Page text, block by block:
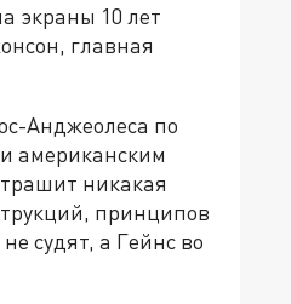
экраны 10 лет
главная
Анджеолеса по
американским
никакая
принципов
судят, а Гейнс во